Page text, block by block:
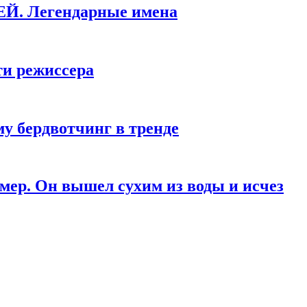
Легендарные имена
режиссера
бердвотчинг в тренде
Он вышел сухим из воды и исчез